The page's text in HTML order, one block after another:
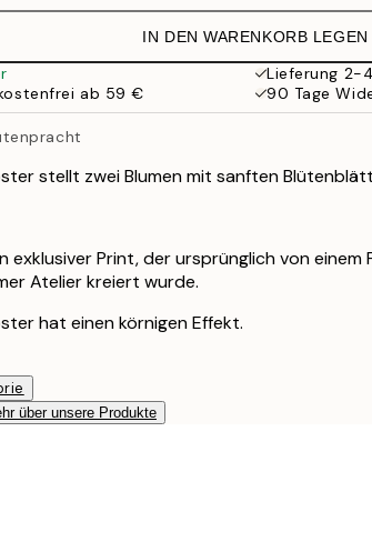
IN DEN WARENKORB LEGEN
Lieferung 2-
ab 59 €
90 Tage
stellt zwei Blumen mit sanften
exklusiver Print, der ursprünglich von
Atelier kreiert wurde.
hat einen körnigen Effekt.
über unsere Produkte